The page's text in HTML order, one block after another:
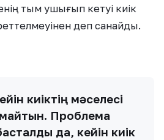
тым ушығып кетуі киік
деп санайды.
киіктің мәселесі
Проблема
да, кейін киік